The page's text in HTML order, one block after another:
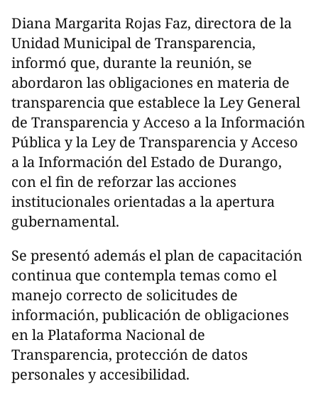
Diana Margarita Rojas Faz, directora de la
Unidad Municipal de Transparencia,
informó que, durante la reunión, se
abordaron las obligaciones en materia de
transparencia que establece la Ley General
de Transparencia y Acceso a la Información
Pública y la Ley de Transparencia y Acceso
a la Información del Estado de Durango,
con el fin de reforzar las acciones
institucionales orientadas a la apertura
gubernamental.
Se presentó además el plan de capacitación
continua que contempla temas como el
manejo correcto de solicitudes de
información, publicación de obligaciones
en la Plataforma Nacional de
Transparencia, protección de datos
personales y accesibilidad.